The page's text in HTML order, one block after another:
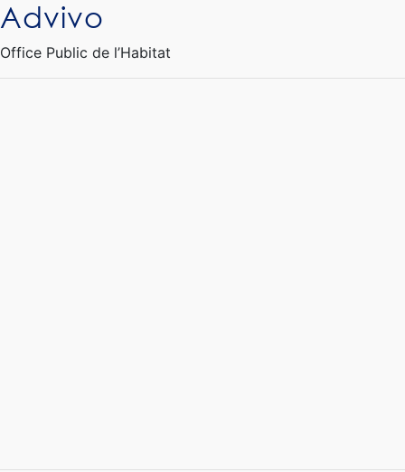
Ouvrir le Chatbot
Advivo
Office Public de l’Habitat